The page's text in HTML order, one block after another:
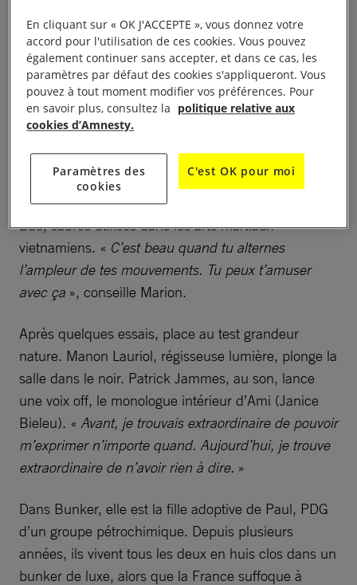
House», lance le premier en ajustant la blouse
blanche de son personnage, pendant que le second
enfile un vêtement d’intérieur noir et soyeux.
Sur le plateau, Marion Siéfert, metteuse en scène,
colle au sol des marques bleues qui aideront les
comédiens à se repérer lors de leurs déplacements.
Avec la danseuse Janice Bieleu, elle travaille une
chorégraphie : l’actrice fait tournoyer des Bart Jarn
Dao, sabres utilisés dans les arts martiaux
vietnamiens. « C’est beau quand tu alternes
l’ampleur de tes mouvements. Tu peux t’amuser
avec ça », conseille Marion.
Après quelques essais, place au test grandeur
nature. Manon Lauriol, régisseuse lumière, plonge la
salle dans le noir. Patrick Jammes, au son, lance
une voix off, le monologue intérieur d’Ami (Janice
Bieleu). « Avant, je trouvais extraordinaire de pouvoir
m’exprimer n’importe quand. Aujourd’hui, je trouve
extraordinaire de n’avoir rien à dire. »
Dans Bunker, elle est la fille adoptive de Paul, PDG
d’un groupe pétrochimique. Depuis plusieurs
années, ils vivent tous les deux en huis clos dans un
bunker de luxe, alors que la France suffoque à
En cliquant sur « OK J'ACCEPTE », vous donnez votre
accord pour l'utilisation de ces cookies. Vous pouvez
également continuer sans accepter, et dans ce cas, les
paramètres par défaut des cookies s'appliqueront. Vous
pouvez à tout moment modifier vos préférences. Pour
en savoir plus, consultez la politique relative aux
cookies d’Amnesty.
Paramètres des
cookies
C'est OK pour moi